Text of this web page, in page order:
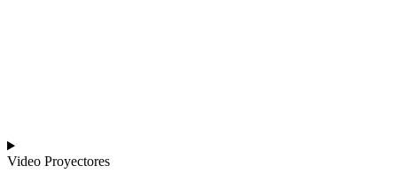
Video Proyectores